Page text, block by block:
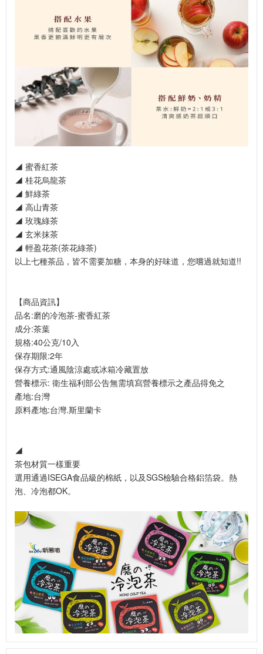
◢ 蜜香紅茶
◢ 桂花烏龍茶
◢ 鮮綠茶
◢ 高山青茶
◢ 玫瑰綠茶
◢ 玄米抹茶
◢ 輕盈花茶(茶花綠茶)
以上七種茶品，皆不需要加糖，本身的好味道，您嚐過就知道!!
【商品資訊】
品名:磨的冷泡茶-蜜香紅茶
成分:茶葉
規格:40公克/10入
保存期限:2年
保存方式:通風陰涼處或冰箱冷藏置放
營養標示: 衛生福利部公告無需填寫營養標示之產品得免之
產地:台灣
原料產地:台灣.斯里蘭卡
◢
茶包材質一樣重要
選用通過ISEGA食品級的棉紙，以及SGS檢驗合格鋁箔袋。熱
泡、冷泡都OK。